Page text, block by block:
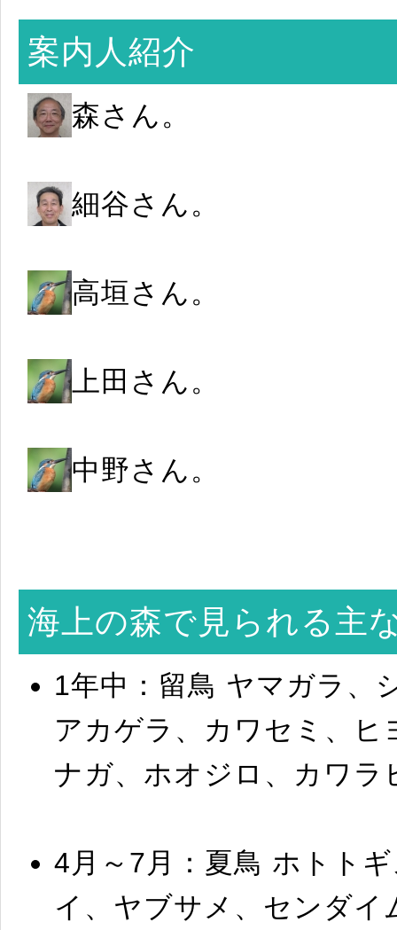
案内人紹介
森さん。
細谷さん。
高垣さん。
上田さん。
中野さん。
海上の森で見られる主
1年中：留鳥 ヤマガラ、
アカゲラ、カワセミ、
ナガ、ホオジロ、カワラ
4月～7月：夏鳥 ホトト
イ、ヤブサメ、センダ